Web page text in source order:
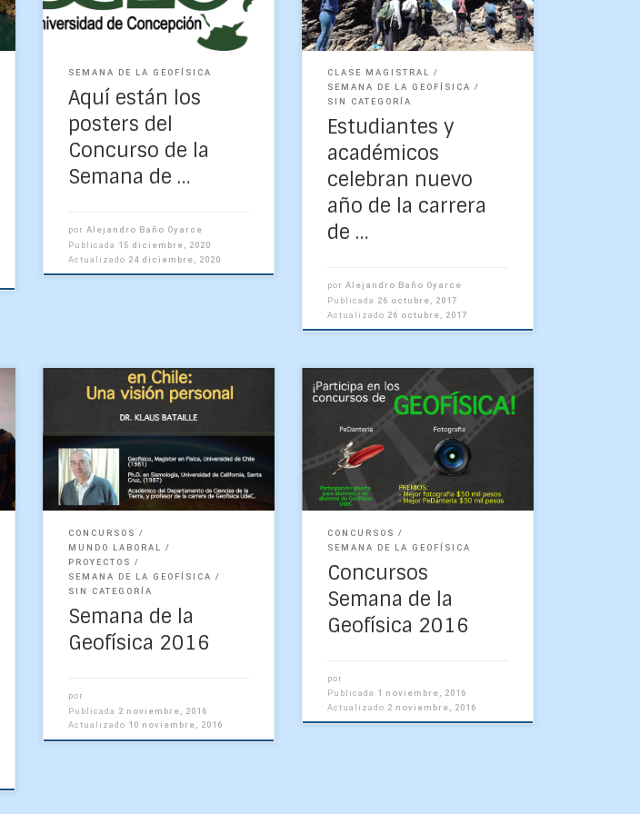
SEMANA DE LA GEOFÍSICA
Aquí están los
posters del
Concurso de la
Semana de …
porAlejandro Baño Oyarce
Publicada 15 diciembre, 2020
Actualizado 24 diciembre, 2020
Semana de la Geofísica 2017
que se realizó del lunes […]
CLASE MAGISTRAL
SEMANA DE LA GEOFÍSICA
SIN CATEGORÍA
Estudiantes y
académicos
celebran nuevo
año de la carrera
de …
porAlejandro Baño Oyarce
Publicada 26 octubre, 2017
Actualizado 26 octubre, 2017
Ya van diez años de historia…
Desde el 8 al 11 de noviembre
de 2016 Este año celebramos
la cuarta versión de nuestra
Semana de […]
CONCURSOS
MUNDO LABORAL
PROYECTOS
SEMANA DE LA GEOFÍSICA
SIN CATEGORÍA
Semana de la
Geofísica 2016
por
Publicada 2 noviembre, 2016
Actualizado 10 noviembre, 2016
1- Concurso fotográfico digital
«Geofísica en la naturaleza»
Temática Se propone que las
fotografías den cuenta de
momentos o situaciones en
que la fuerza […]
CONCURSOS
SEMANA DE LA GEOFÍSICA
Concursos
Semana de la
Geofísica 2016
por
Publicada 1 noviembre, 2016
Actualizado 2 noviembre, 2016